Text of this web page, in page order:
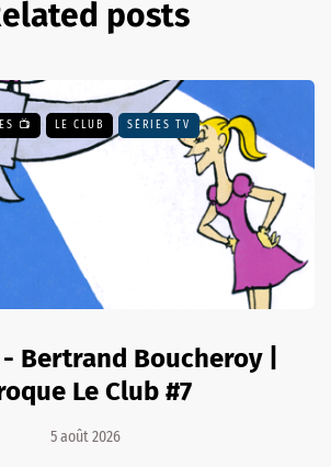
posts
📺 LE CLUB SÉRIES TV
Bertrand Boucheroy |
Le Club #7
5 août 2026